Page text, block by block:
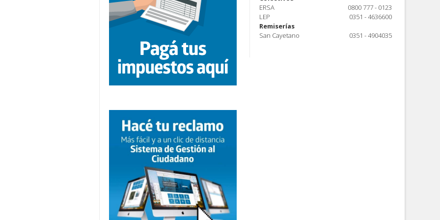
ERSA
0800 777 - 0123
LEP
0351 - 4636600
Remiserías
San Cayetano
0351 - 4904035